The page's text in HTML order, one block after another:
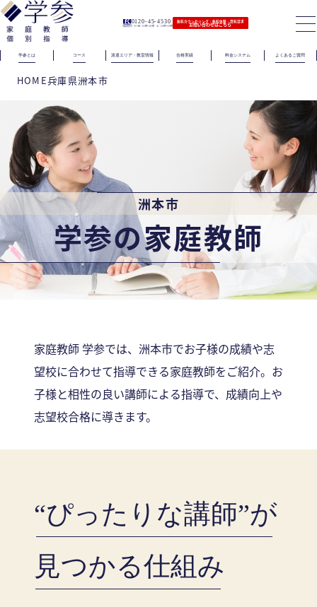
0120-45-4530
（電話受付）火〜金｜11時〜21時 土｜11時〜19時
無料カウンセリング｜無料体験｜資料請求
お問い合わせはこちら
学参とは コース 派遣エリア・教室情報 合格実績 料金システム よくあるご質問
HOME兵庫県洲本市
洲本市
学参の家庭教師
家庭教師 学参では、洲本市でお子様の成績や志
望校に合わせて指導できる家庭教師をご紹介。お
子様と相性の良い講師による指導で、成績向上や
志望校合格に導きます。
“ぴったりな講師”が
見つかる仕組み